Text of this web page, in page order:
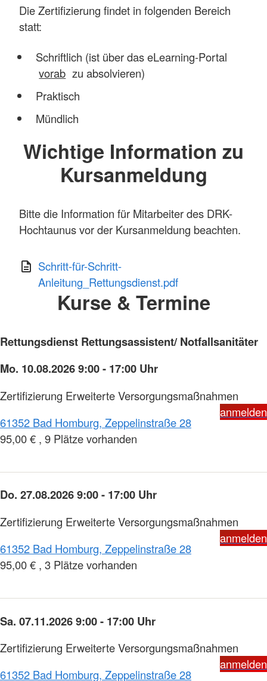
Die Zertifizierung findet in folgenden Bereich
statt:
Schriftlich (ist über das eLearning-Portal
vorab zu absolvieren)
Praktisch
Mündlich
Wichtige Information zu
Kursanmeldung
Bitte die Information für Mitarbeiter des DRK-
Hochtaunus vor der Kursanmeldung beachten.
Schritt-für-Schritt-
Anleitung_Rettungsdienst.pdf
Kurse & Termine
Rettungsdienst Rettungsassistent/ Notfallsanitäter
Mo. 10.08.2026 9:00 - 17:00 Uhr
Zertifizierung Erweiterte Versorgungsmaßnahmen
anmelden
61352 Bad Homburg, Zeppelinstraße 28
95,00 € , 9 Plätze vorhanden
Do. 27.08.2026 9:00 - 17:00 Uhr
Zertifizierung Erweiterte Versorgungsmaßnahmen
anmelden
61352 Bad Homburg, Zeppelinstraße 28
95,00 € , 3 Plätze vorhanden
Sa. 07.11.2026 9:00 - 17:00 Uhr
Zertifizierung Erweiterte Versorgungsmaßnahmen
anmelden
61352 Bad Homburg, Zeppelinstraße 28